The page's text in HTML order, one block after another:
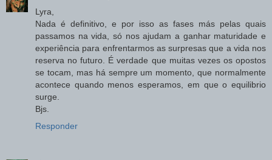
Lyra,
Nada é definitivo, e por isso as fases más pelas quais
passamos na vida, só nos ajudam a ganhar maturidade e
experiência para enfrentarmos as surpresas que a vida nos
reserva no futuro. É verdade que muitas vezes os opostos
se tocam, mas há sempre um momento, que normalmente
acontece quando menos esperamos, em que o equilibrio
surge.
Bjs.
Responder